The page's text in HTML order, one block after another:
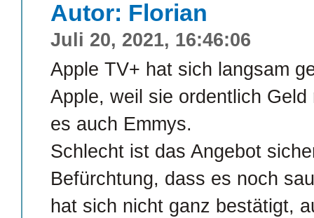
Autor: Florian
Juli 20, 2021, 16:46:06
Apple TV+ hat sich langsam
Apple, weil sie ordentlich
es auch Emmys.
Schlecht ist das Angebot
Befürchtung, dass es noch
hat sich nicht ganz bestätigt,